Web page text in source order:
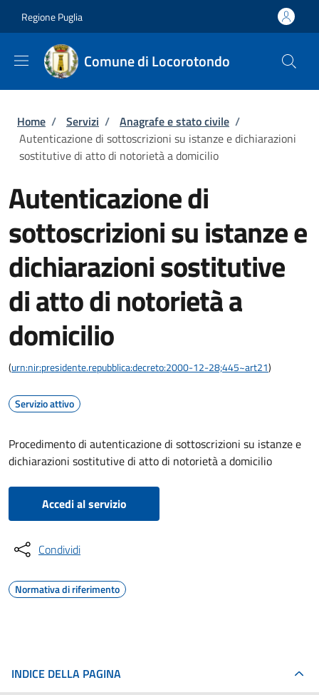
Regione Puglia
Comune di Locorotondo
Briciole di pane
Home / Servizi / Anagrafe e stato civile /
Autenticazione di sottoscrizioni su istanze e dichiarazioni
sostitutive di atto di notorietà a domicilio
Autenticazione di
sottoscrizioni su istanze e
dichiarazioni sostitutive
di atto di notorietà a
domicilio
(urn:nir:presidente.repubblica:decreto:2000-12-28;445~art21)
Servizio attivo
Procedimento di autenticazione di sottoscrizioni su istanze e
dichiarazioni sostitutive di atto di notorietà a domicilio
Accedi al servizio
Condividi
Normativa di riferimento
INDICE DELLA PAGINA